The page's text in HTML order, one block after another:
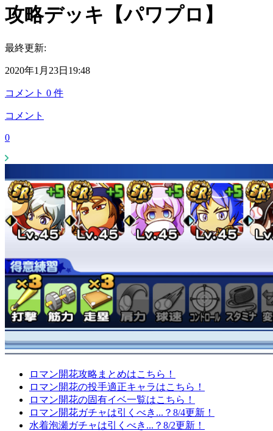
攻略デッキ【パワプロ】
最終更新:
2020年1月23日19:48
コメント 0 件
コメント
0
ロマン開花攻略まとめはこちら！
ロマン開花の投手適正キャラはこちら！
ロマン開花の固有イベ一覧はこちら！
ロマン開花ガチャは引くべき...？8/4更新！
水着泡瀬ガチャは引くべき...？8/2更新！